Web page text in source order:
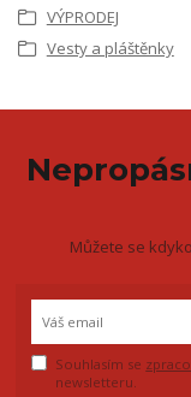
VÝPRODEJ
Vesty a pláštěnky
Můžete se
Souhlasím se
newsletteru.